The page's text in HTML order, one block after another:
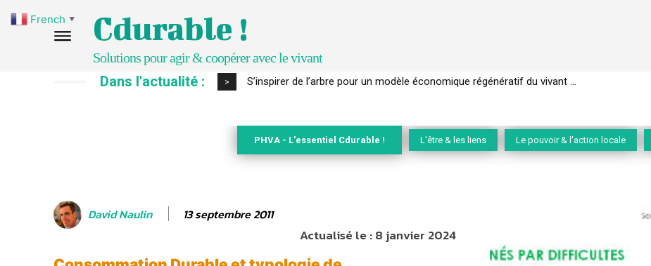
Cdurable !
Solutions pour agir & coopérer avec le vivant
Dans l'actualité : > IPBES : le « GIEC de la biodiversité » appelle les entreprises à devenir des alliées du vivant
PHVA - L'essentiel Cdurable ! L'être & les liens Le pouvoir & l'action locale
David Naulin 13 septembre 2011
Actualisé le :8 janvier 2024
French ▼